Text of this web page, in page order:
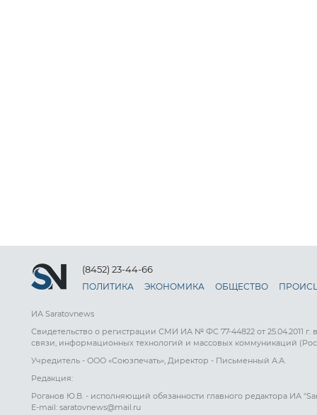
(8452) 23-44-66
ПОЛИТИКА ЭКОНОМИКА ОБЩЕСТВО
ИА Saratovnews
Свидетельство о регистрации СМИ ИА № ФС 77-44822 от 25.04.2011
связи, информационных технологий и массовых коммуникаций
Учредитель - ООО «Союзпечать», Директор - Письменный А.А.
Редакция:
Роганов Ю.В. - исполняющий обязанности главного редактора ИА
E-mail: saratovnews@mail.ru